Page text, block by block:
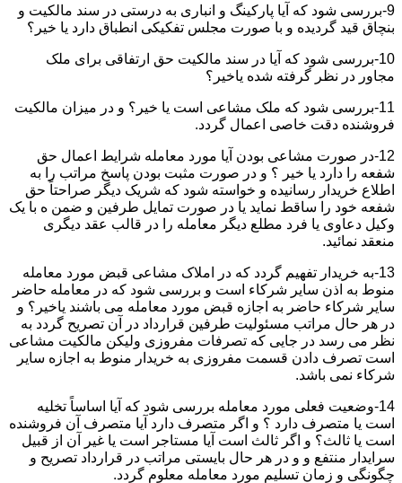
9-بررسی شود که آیا پارکینگ و انباری به درستی در سند مالکیت و
بنچاق قید گردیده و با صورت مجلس تفکیکی انطباق دارد یا خیر؟
10-بررسی شود که آیا در سند مالکیت حق ارتفاقی برای ملک
مجاور در نظر گرفته شده یاخیر؟
11-بررسی شود که ملک مشاعی است یا خیر؟ و در میزان مالکیت
فروشنده دقت خاصی اعمال گردد.
12-در صورت مشاعی بودن آیا مورد معامله شرایط اعمال حق
شفعه را دارد یا خیر ؟ و در صورت مثبت بودن پاسخ مراتب را به
اطلاع خریدار رسانیده و خواسته شود که شریک دیگر صراحتاً حق
شفعه خود را ساقط نماید یا در صورت تمایل طرفین و ضمن ه با یک
وکیل دعاوی یا فرد مطلع دیگر معامله را در قالب عقد دیگری
منعقد نمائید.
13-به خریدار تفهیم گردد که در املاک مشاعی قبض مورد معامله
منوط به اذن سایر شرکاء است و بررسی شود که در معامله حاضر
سایر شرکاء حاضر به اجازه قبض مورد معامله می باشند یاخیر؟ و
در هر حال مراتب مسئولیت طرفین قرارداد در آن تصریح گردد به
نظر می رسد در جایی که تصرفات مفروزی ولیکن مالکیت مشاعی
است تصرف دادن قسمت مفروزی به خریدار منوط به اجازه سایر
شرکاء نمی باشد.
14-وضعیت فعلی مورد معامله بررسی شود که آیا اساساً تخلیه
است یا متصرف دارد ؟ و اگر متصرف دارد آیا متصرف آن فروشنده
است یا ثالث؟ و اگر ثالث است آیا مستاجر است یا غیر آن از قبیل
سرایدار منتفع و و در هر حال بایستی مراتب در قرارداد تصریح و
چگونگی و زمان تسلیم مورد معامله معلوم گردد.